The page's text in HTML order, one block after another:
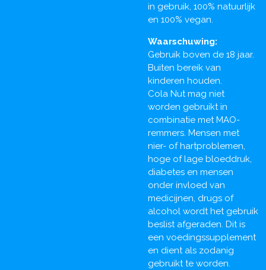
in gebruik, 100% natuurlijk
en 100% vegan.
Waarschuwing:
Gebruik boven de 18 jaar.
Buiten bereik van
kinderen houden.
Cola Nut mag niet
worden gebruikt in
combinatie met MAO-
remmers. Mensen met
nier- of hartproblemen,
hoge of lage bloeddruk,
diabetes en mensen
onder invloed van
medicijnen, drugs of
alcohol wordt het gebruik
beslist afgeraden. Dit is
een voedingssupplement
en dient als zodanig
gebruikt te worden.